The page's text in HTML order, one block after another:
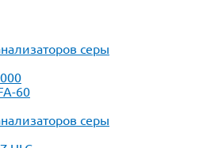
серы
60
серы